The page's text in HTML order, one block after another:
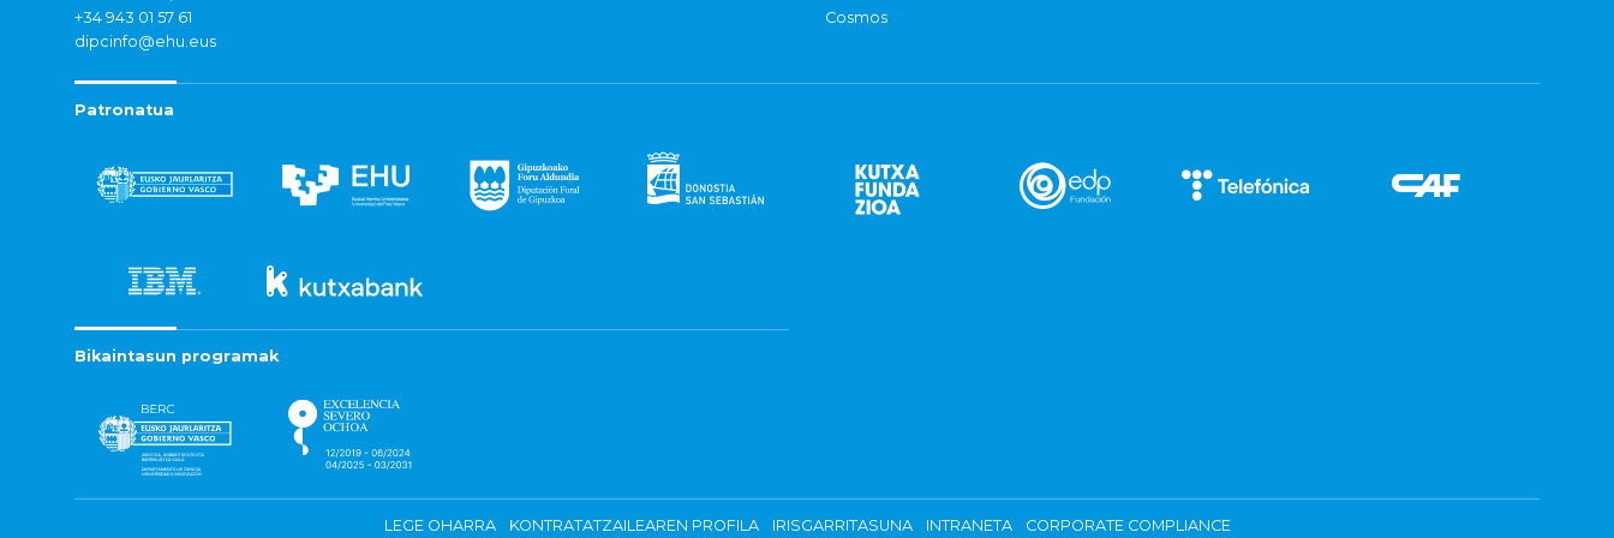
+34 943 01 57 61
dipcinfo@ehu.eus
Cosmos
Patronatua
Bikaintasun programak
LEGE OHARRA KONTRATATZAILEAREN PROFILA IRISGARRITASUNA INTRANETA CORPORATE COMPLIANCE